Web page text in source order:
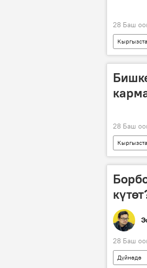
28 Баш
28 Баш
28 Баш
Дүйнөдө